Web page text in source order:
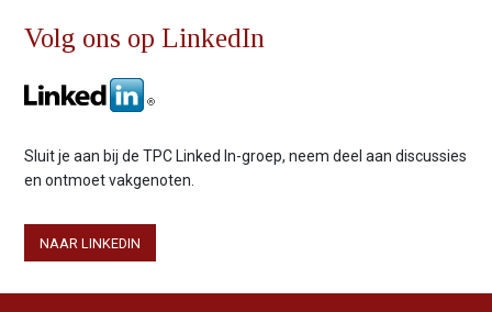
Volg ons op LinkedIn
Sluit je aan bij de TPC Linked In-groep, neem deel aan discussies
en ontmoet vakgenoten.
NAAR LINKEDIN